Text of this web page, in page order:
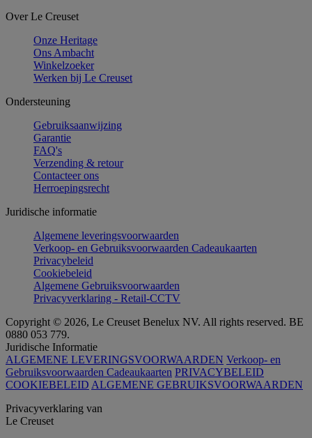
Over Le Creuset
Onze Heritage
Ons Ambacht
Winkelzoeker
Werken bij Le Creuset
Ondersteuning
Gebruiksaanwijzing
Garantie
FAQ's
Verzending & retour
Contacteer ons
Herroepingsrecht
Juridische informatie
Algemene leveringsvoorwaarden
Verkoop- en Gebruiksvoorwaarden Cadeaukaarten
Privacybeleid
Cookiebeleid
Algemene Gebruiksvoorwaarden
Privacyverklaring - Retail-CCTV
Copyright © 2026, Le Creuset Benelux NV. All rights reserved. BE
0880 053 779.
Juridische Informatie
ALGEMENE LEVERINGSVOORWAARDEN Verkoop- en
Gebruiksvoorwaarden Cadeaukaarten PRIVACYBELEID
COOKIEBELEID ALGEMENE GEBRUIKSVOORWAARDEN
Privacyverklaring van
Le Creuset